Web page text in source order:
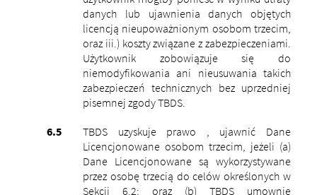
danych lub ujawnienia danych objętych
licencją nieupoważnionym osobom trzecim,
oraz iii.) koszty związane z zabezpieczeniami.
Użytkownik zobowiązuje się do
niemodyfikowania ani nieusuwania takich
zabezpieczeń technicznych bez uprzedniej
pisemnej zgody TBDS.
TBDS uzyskuje prawo , ujawnić Dane
Licencjonowane osobom trzecim, jeżeli (a)
Dane Licencjonowane są wykorzystywane
przez osobę trzecią do celów określonych w
Sekcji 6.2; oraz (b) TBDS umownie